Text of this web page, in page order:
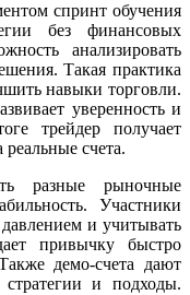
спринт обучения
без финансовых
анализировать
Такая практика
навыки торговли.
уверенность и
трейдер получает
счета.
разные рыночные
Участники
и учитывать
привычку быстро
демо-счета дают
стратегии и подходы.